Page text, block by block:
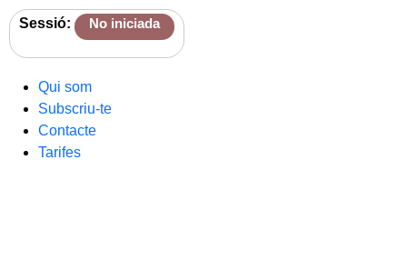
Sessió: No iniciada
Qui som
Subscriu-te
Contacte
Tarifes